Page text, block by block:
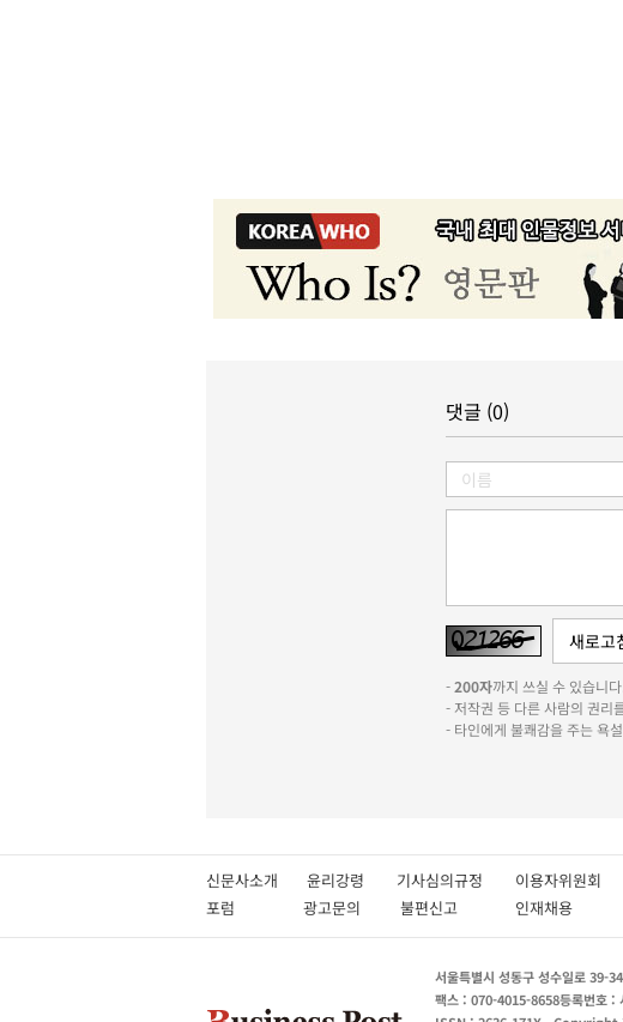
댓글 (0)
-200자까지 쓰실 수 있습니
- 저작권 등 다른 사람의 권리
- 타인에게 불쾌감을 주는 욕
신문사소개 윤리강령 기사심의규정 이용자위원회
포럼
광고문의 불편신고 인재채용
서울특별시 성동구 성수일로 39-
팩스 : 070-4015-8658등록번호 :